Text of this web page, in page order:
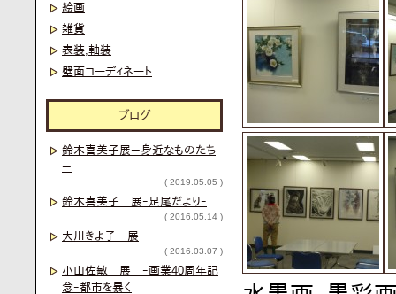
絵画
雑貨
表装,軸装
壁面コーディネート
ブログ
鈴木喜美子展－身近なものたち
－
( 2019.05.05 )
鈴木喜美子 展ｰ足尾だよりｰ
( 2016.05.14 )
大川きよ子 展
( 2016.03.07 )
小山佐敏 展 ｰ画業40周年記
念ｰ都市を暴く